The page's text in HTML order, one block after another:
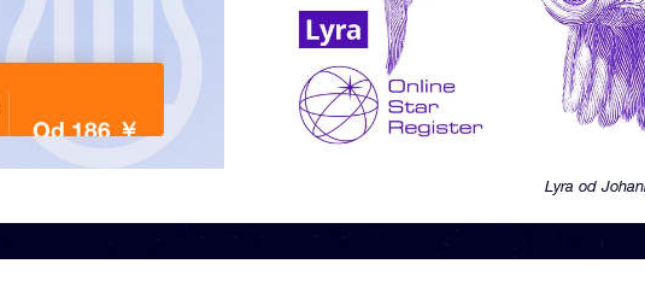
Lyra od
Od 186 ￥